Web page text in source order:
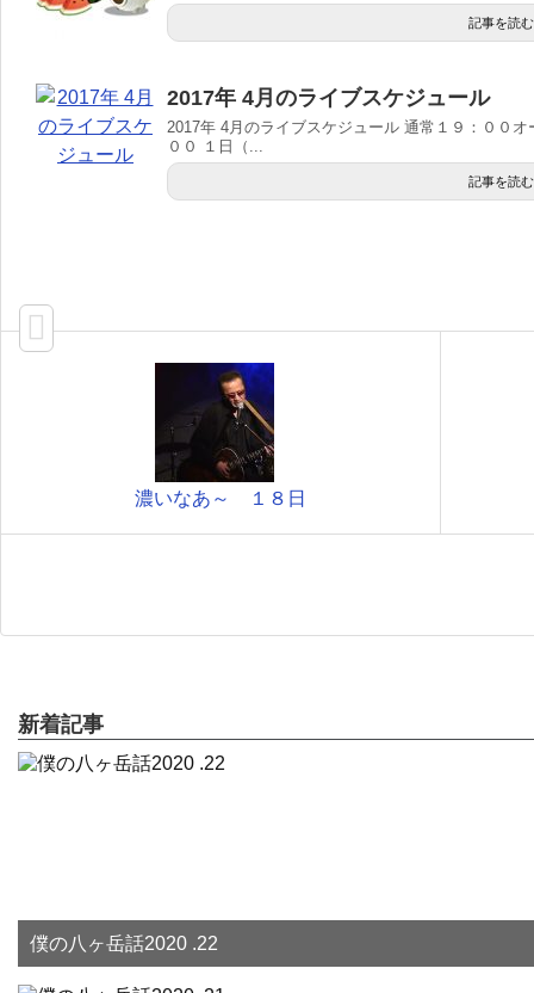
記事を読む
2017年 4月のライブスケジュール
2017年 4月のライブスケジュール 通常１９：００
００ １日（...
記事を読む
濃いなあ～ １８日
新着記事
僕の八ヶ岳話2020 .22